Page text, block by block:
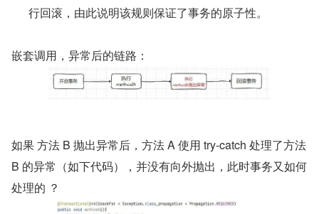
行回滚，由此说明该规则保证了事务的原子性。
嵌套调用，异常后的链路：
如果 方法 B 抛出异常后，方法 A 使用 try-catch 处理了方法
B 的异常（如下代码），并没有向外抛出，此时事务又如何
处理的 ？